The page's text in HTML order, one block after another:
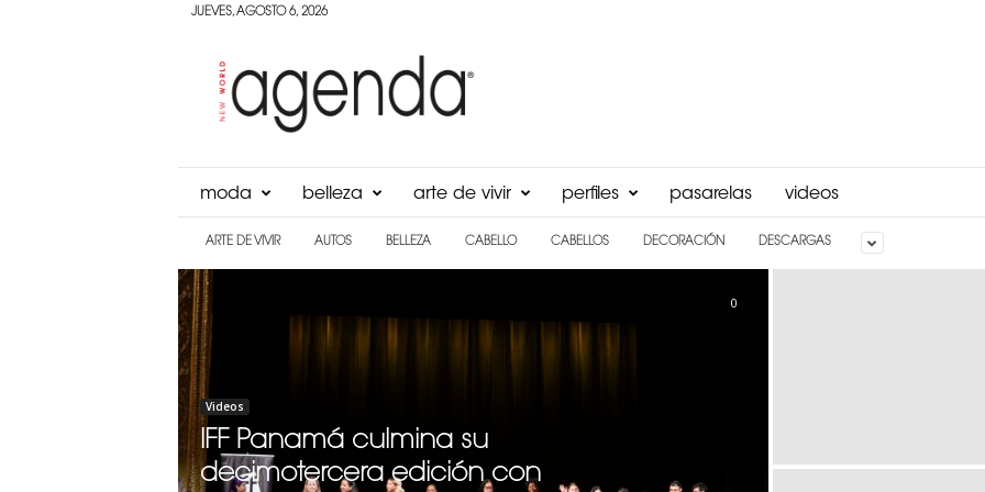
JUEVES, AGOSTO 6, 2026
Panama
moda belleza arte de vivir perfiles pasarelas videos
ARTE DE VIVIR AUTOS BELLEZA CABELLO CABELLOS DECORACIÓN DESCARGAS
Videos
IFF Panamá culmina su
decimotercera edición con
0